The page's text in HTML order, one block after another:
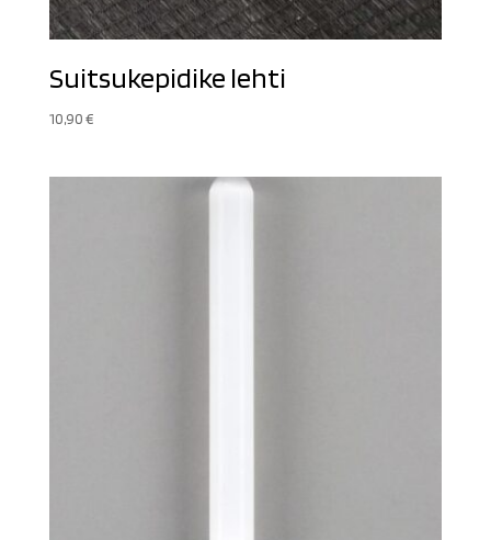
Suitsukepidike lehti
10,90€